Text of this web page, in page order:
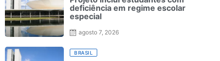
deficiência em regime escolar
especial
agosto 7, 2026
BRASIL